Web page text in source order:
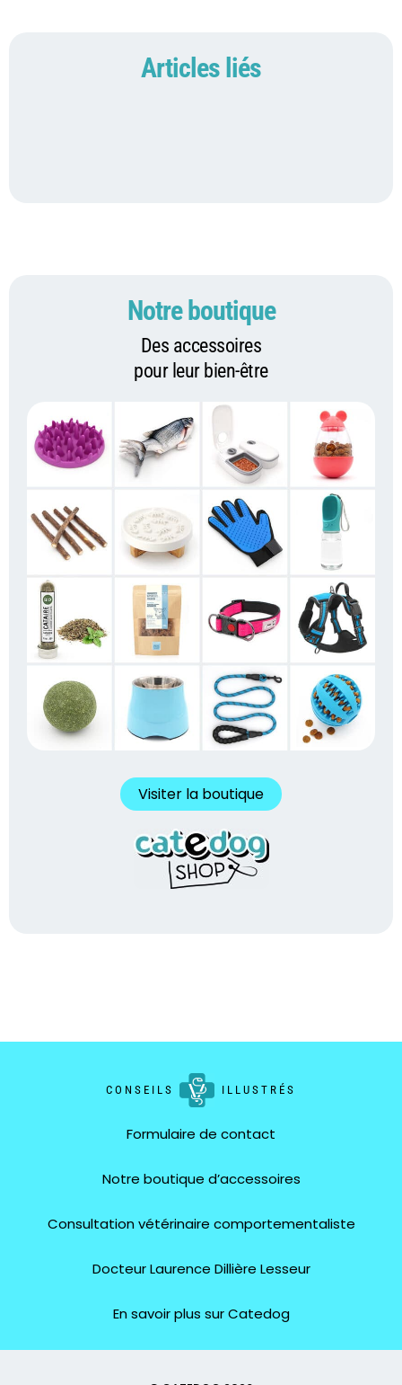
Articles liés
Notre boutique
Des accessoires
pour leur bien-être
Visiter la boutique
CONSEILS ILLUSTRÉS
Formulaire de contact
Notre boutique d’accessoires
Consultation vétérinaire comportementaliste
Docteur Laurence Dillière Lesseur
En savoir plus sur Catedog